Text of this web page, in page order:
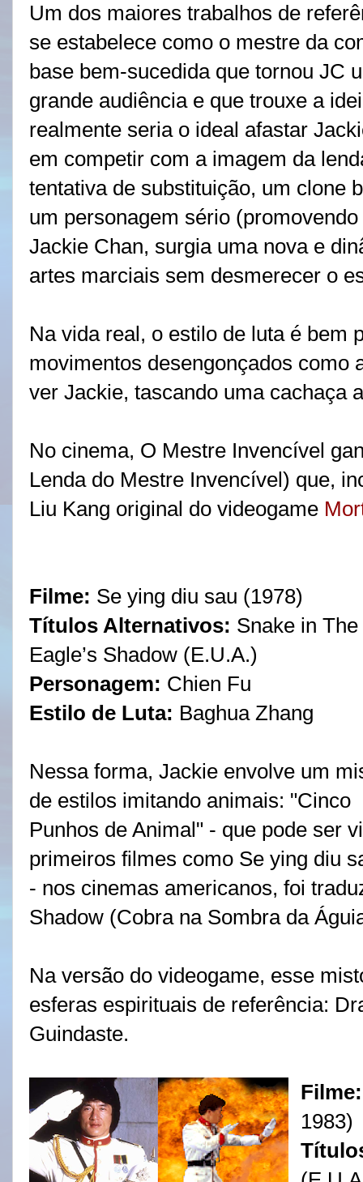
Um dos maiores trabalhos de
se estabelece como o mestre da
base bem-sucedida que tornou JC
grande audiência e que trouxe a
realmente seria o ideal afastar
em competir com a imagem da
tentativa de substituição, um clone
um personagem sério
Jackie Chan, surgia uma nova e
artes marciais sem desmerecer o
Na vida real, o estilo de luta é bem
movimentos desengonçados como
ver Jackie, tascando uma cachaça
No cinema, O Mestre Invencível
Lenda do Mestre Invencível) que,
Liu Kang original do videogame
Filme: Se ying diu sau (1978)
Títulos Alternativos: Snake in The
Eagle’s Shadow (E.U.A.)
Personagem: Chien Fu
Estilo de Luta: Baghua Zhang
Nessa forma, Jackie envolve um
de estilos imitando animais: "Cinco
Punhos de Animal" - que pode ser
primeiros filmes como Se ying diu
- nos cinemas americanos, foi
Shadow (Cobra na Sombra da
Na versão do videogame, esse
esferas espirituais de referência:
Guindaste.
1983)